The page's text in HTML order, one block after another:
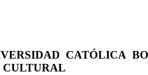
CATÓLICA
CULTURAL